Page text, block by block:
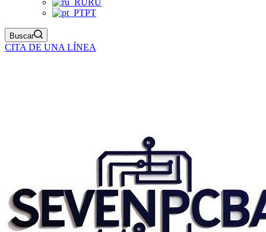
RU
PT
Buscar
CITA DE UNA LÍNEA